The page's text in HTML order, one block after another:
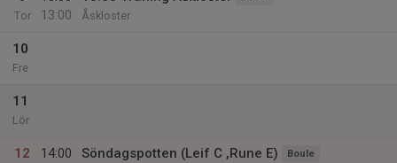
Tor
13:00
Åskloster
10
Fre
11
Lör
12
14:00
Söndagspotten (Leif C ,Rune E) Boule